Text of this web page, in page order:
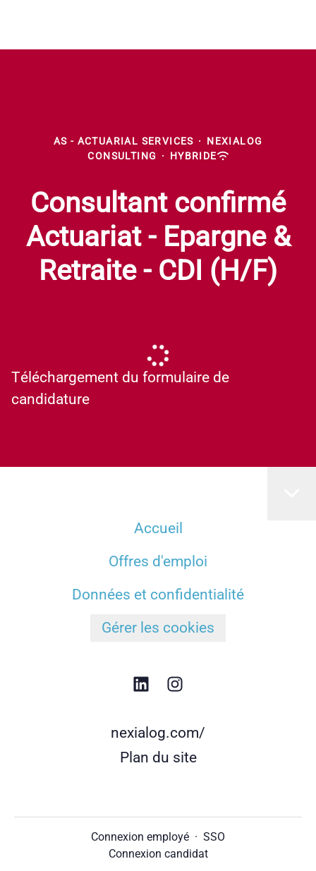
AS - ACTUARIAL SERVICES ·
NEXIALOG
CONSULTING
· HYBRIDE
Consultant confirmé
Actuariat - Epargne &
Retraite - CDI (H/F)
Téléchargement du formulaire de
candidature
Accueil
Offres d'emploi
Données et confidentialité
Gérer les cookies
nexialog.com/
Plan du site
Connexion employé · SSO
Connexion candidat